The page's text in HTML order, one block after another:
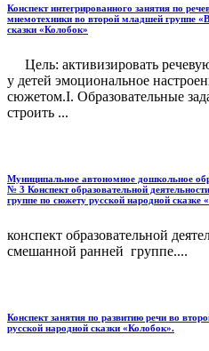
Конспект интегрированного занятия по
мнемотехники во второй младшей группе
сказки «Колобок»
Цель: активизировать
у детей эмоциональное
сюжетом.I. Образовательные
строить ...
Муниципальное автономное дошкольное
№ 3 Конспект образовательной
группе по сюжету русской народной сказке
конспект образовательной
смешанной ранней группе....
Конспект занятия по развитию речи во
русской народной сказки «Колобок».